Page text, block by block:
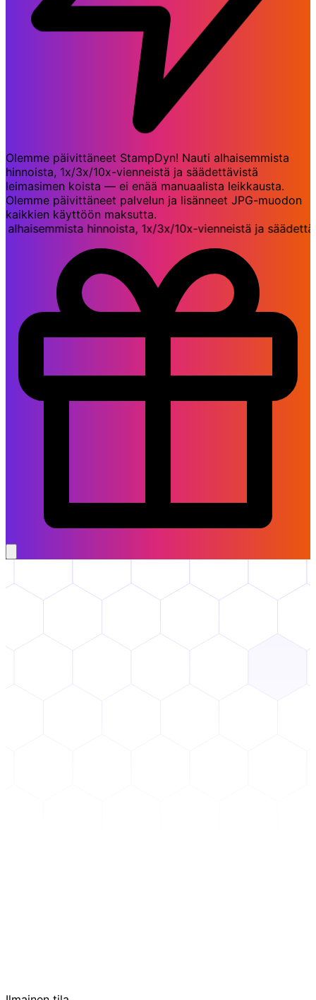
Olemme päivittäneet StampDyn! Nauti alhaisemmista
hinnoista, 1x/3x/10x-vienneistä ja säädettävistä
leimasimen koista — ei enää manuaalista leikkausta.
Olemme päivittäneet palvelun ja lisänneet JPG-muodon
kaikkien käyttöön maksutta.
hinnoista, 1x/3x/10x-vienneistä ja